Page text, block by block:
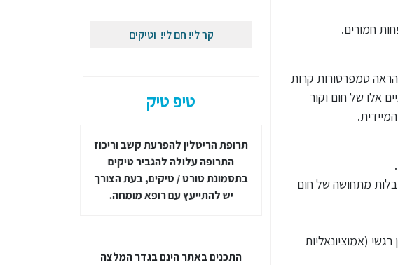
חמורים.
קיצוניים של ימים חמים מאוד בתוך עונת החורף. חורף 2026 לדוגמא הראה טמפרטורות קרות
אף לעד 30 מעלות. שינויים קיצוניים אלו של חום וקור
מתחושה של חום
(אמוציונאליות
קר לי! חם לי! וטיקים
טיפ טיק
בספר "טיקים ותסמונת
להורים ואנשי מקצוע
תרופת הריטלין להפרעת קשב וריכוז
התרופה עלולה להגביר טיקים
בתסמונת טורט / טיקים, בעת הצורך
יש להתייעץ עם רופא מומחה.
התכנים באתר הינם בגדר המלצה